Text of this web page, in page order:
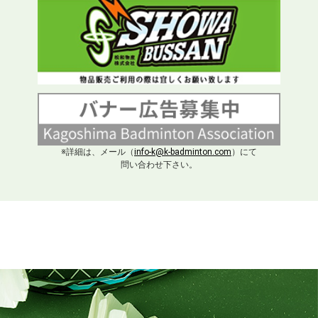
※詳細は、メール（info-k@k-badminton.com ）にて
問い合わせ下さい。